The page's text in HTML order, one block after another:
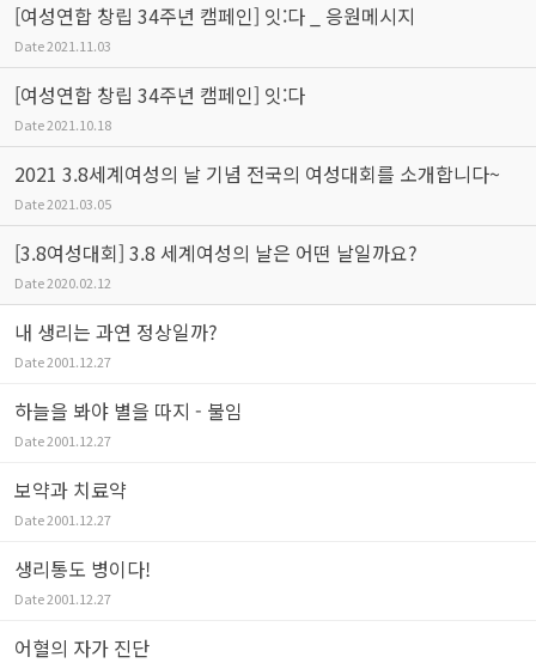
[여성연합 창립 34주년 캠페인] 잇:다 _ 응원메시지
Date2021.11.03
[여성연합 창립 34주년 캠페인] 잇:다
Date2021.10.18
2021 3.8세계여성의 날 기념 전국의 여성대회를 소개합니다~
Date2021.03.05
[3.8여성대회] 3.8 세계여성의 날은 어떤 날일까요?
Date2020.02.12
내 생리는 과연 정상일까?
Date2001.12.27
하늘을 봐야 별을 따지 - 불임
Date2001.12.27
보약과 치료약
Date2001.12.27
생리통도 병이다!
Date2001.12.27
어혈의 자가 진단